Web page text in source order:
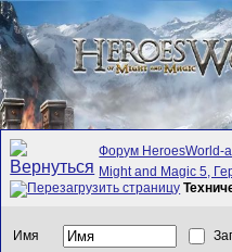
Форум HeroesWorld-а
Might and Magic 5,
Имя